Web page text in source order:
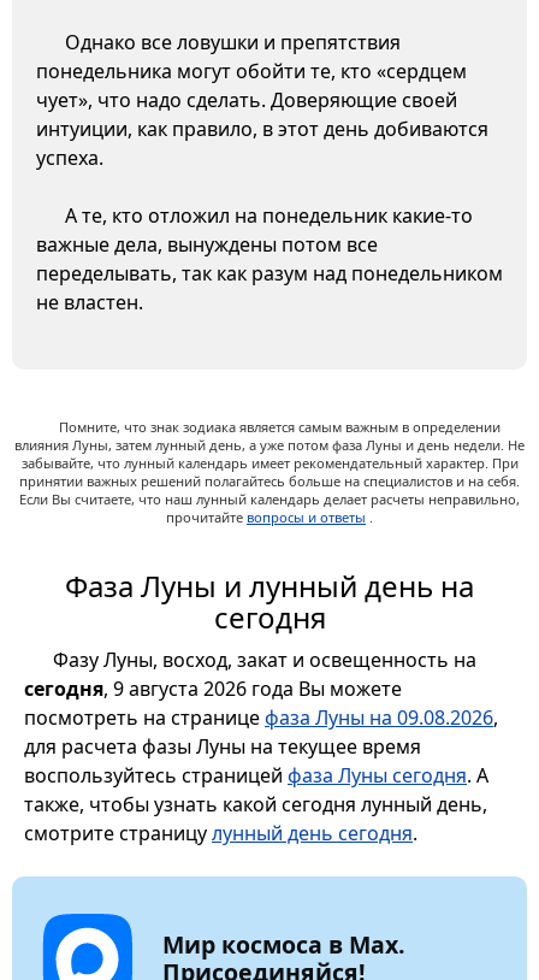
Однако все ловушки и препятствия
понедельника могут обойти те, кто «сердцем
чует», что надо сделать. Доверяющие своей
интуиции, как правило, в этот день добиваются
успеха.
А те, кто отложил на понедельник какие-то
важные дела, вынуждены потом все
переделывать, так как разум над понедельником
не властен.
Помните, что знак зодиака является самым важным в определении
влияния Луны, затем лунный день, а уже потом фаза Луны и день недели. Не
забывайте, что лунный календарь имеет рекомендательный характер. При
принятии важных решений полагайтесь больше на специалистов и на себя.
Если Вы считаете, что наш лунный календарь делает расчеты неправильно,
прочитайте вопросы и ответы .
Фаза Луны и лунный день на
сегодня
Фазу Луны, восход, закат и освещенность на
сегодня, 9 августа 2026 года Вы можете
посмотреть на страницефаза Луны на 09.08.2026,
для расчета фазы Луны на текущее время
воспользуйтесь страницей фаза Луны сегодня. А
также, чтобы узнать какой сегодня лунный день,
смотрите страницулунный день сегодня.
Мир космоса в Max.
Присоединяйся!